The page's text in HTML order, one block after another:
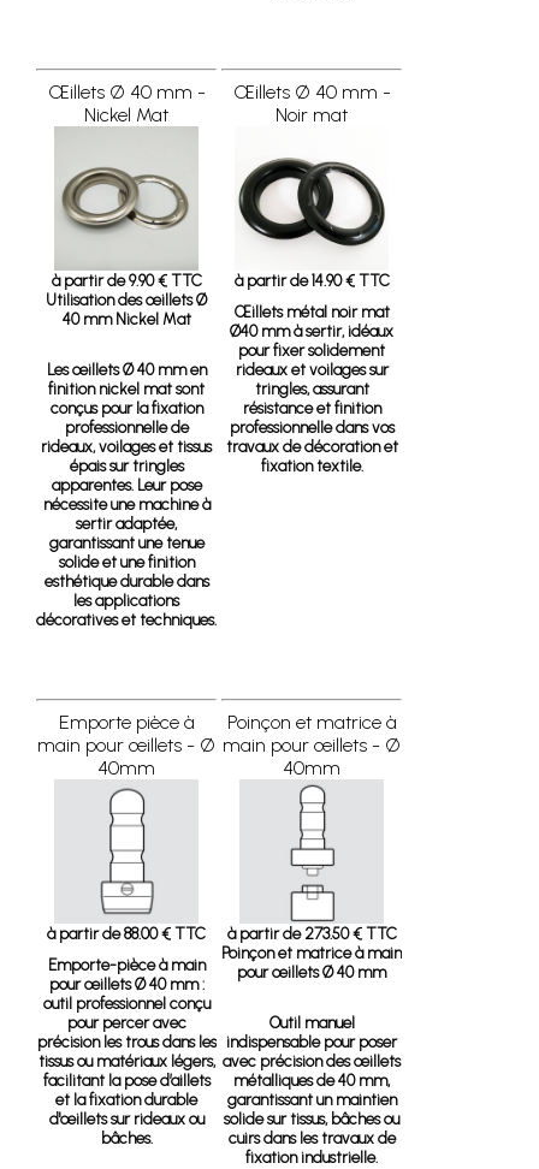
Œillets Ø 40 mm -
Nickel Mat
à partir de 9.90 € TTC
Utilisation des œillets Ø
40 mm Nickel Mat
Les œillets Ø 40 mm en
finition nickel mat sont
conçus pour la fixation
professionnelle de
rideaux, voilages et tissus
épais sur tringles
apparentes. Leur pose
nécessite une machine à
sertir adaptée,
garantissant une tenue
solide et une finition
esthétique durable dans
les applications
décoratives et techniques.
Œillets Ø 40 mm -
Noir mat
à partir de 14.90 € TTC
Œillets métal noir mat
Ø40 mm à sertir, idéaux
pour fixer solidement
rideaux et voilages sur
tringles, assurant
résistance et finition
professionnelle dans vos
travaux de décoration et
fixation textile.
Emporte pièce à
main pour œillets - Ø
40mm
à partir de 88.00 € TTC
Emporte-pièce à main
pour œillets Ø 40 mm:
outil professionnel conçu
pour percer avec
précision les trous dans les
tissus ou matériaux légers,
facilitant la pose d’aillets
et la fixation durable
d'œillets sur rideaux ou
bâches.
Poinçon et matrice à
main pour œillets - Ø
40mm
à partir de 273.50 € TTC
Poinçon et matrice à main
pour œillets Ø 40 mm
Outil manuel
indispensable pour poser
avec précision des œillets
métalliques de 40 mm,
garantissant un maintien
solide sur tissus, bâches ou
cuirs dans les travaux de
fixation industrielle.